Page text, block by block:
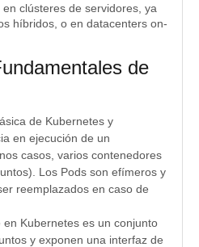
clústeres de servidores, ya
híbridos, o en datacenters on-
de
de Kubernetes y
en ejecución de un
casos, varios contenedores
Los Pods son efímeros y
reemplazados en caso de
en Kubernetes es un conjunto
y exponen una interfaz de